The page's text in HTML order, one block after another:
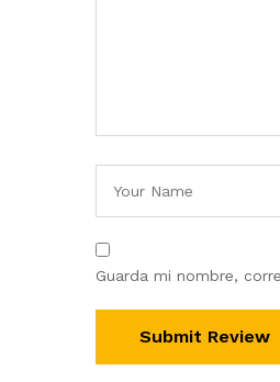
Guarda mi nombre,